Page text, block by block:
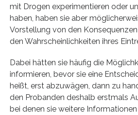
mit Drogen experimentieren oder
haben, haben sie aber
Vorstellung von den
den Wahrscheinlichkeiten ihres
Dabei hätten sie häufig die
informieren, bevor sie eine
heißt, erst abzuwägen, dann zu
den Probanden deshalb erstmals
bei denen sie weitere